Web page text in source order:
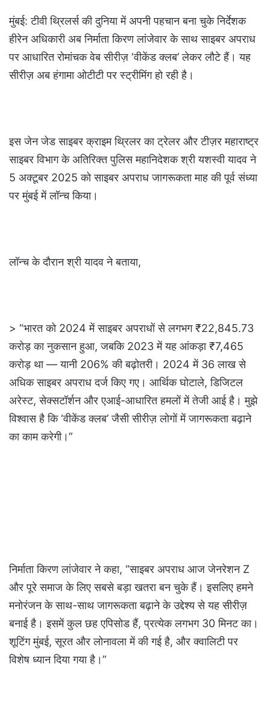
मुंबई: टीवी थ्रिलर्स की दुनिया में अपनी पहचान बना चुके निर्देशक
हीरेन अधिकारी अब निर्माता किरण लांजेवार के साथ साइबर अपराध
पर आधारित रोमांचक वेब सीरीज़ ‘वीकेंड क्लब’ लेकर लौटे हैं। यह
सीरीज़ अब हंगामा ओटीटी पर स्ट्रीमिंग हो रही है।
इस जेन जेड साइबर क्राइम थ्रिलर का ट्रेलर और टीज़र महाराष्ट्र
साइबर विभाग के अतिरिक्त पुलिस महानिदेशक श्री यशस्वी यादव ने
5 अक्टूबर 2025 को साइबर अपराध जागरूकता माह की पूर्व संध्या
पर मुंबई में लॉन्च किया।
लॉन्च के दौरान श्री यादव ने बताया,
> “भारत को 2024 में साइबर अपराधों से लगभग ₹22,845.73
करोड़ का नुकसान हुआ, जबकि 2023 में यह आंकड़ा ₹7,465
करोड़ था — यानी 206% की बढ़ोतरी। 2024 में 36 लाख से
अधिक साइबर अपराध दर्ज किए गए। आर्थिक घोटाले, डिजिटल
अरेस्ट, सेक्सटॉर्शन और एआई-आधारित हमलों में तेजी आई है। मुझे
विश्वास है कि ‘वीकेंड क्लब’ जैसी सीरीज़ लोगों में जागरूकता बढ़ाने
का काम करेगी।”
निर्माता किरण लांजेवार ने कहा, “साइबर अपराध आज जेनरेशन Z
और पूरे समाज के लिए सबसे बड़ा खतरा बन चुके हैं। इसलिए हमने
मनोरंजन के साथ-साथ जागरूकता बढ़ाने के उद्देश्य से यह सीरीज़
बनाई है। इसमें कुल छह एपिसोड हैं, प्रत्येक लगभग 30 मिनट का।
शूटिंग मुंबई, सूरत और लोनावला में की गई है, और क्वालिटी पर
विशेष ध्यान दिया गया है।”